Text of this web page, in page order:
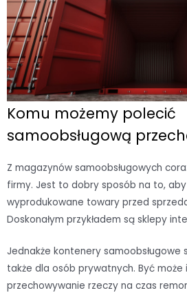
Komu możemy polecić
samoobsługową
Z magazynów samoobsługowych
firmy. Jest to dobry sposób na to,
wyprodukowane towary przed
Doskonałym przykładem są sklepy
Jednakże kontenery samoobsługowe
także dla osób prywatnych. Być
przechowywanie rzeczy na czas